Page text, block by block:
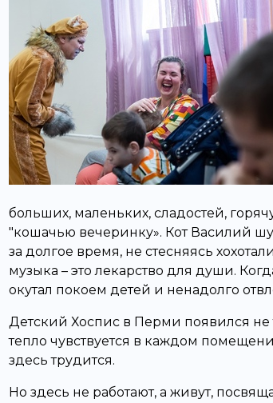
больших, маленьких, сладостей,
"кошачью вечеринку». Кот Василий
за долгое время, не стесняясь
музыка – это лекарство для души.
окутал покоем детей и ненадолго
Детский Хоспис в Перми появился не
тепло чувствуется в каждом
здесь трудится.
Но здесь не работают, а живут,